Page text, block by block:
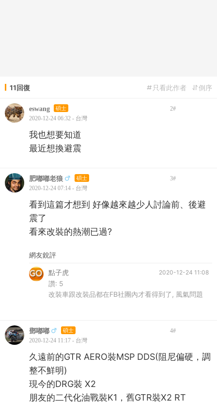
11回復 倒序
只看此作者
eswang 碩士 2#
2020-12-24 06:32 - 台灣
我也想要知道
最近想換避震
肥嘟嘟老狼 碩士 3#
2020-12-24 07:14 - 台灣
看到這篇才想到 好像越來越少人討論前、後避
震了
看來改裝的熱潮已過?
網友銳評
2020-12-24 11:08
點子虎
讚: 5
改裝車跟改裝品都在FB社團內才看得到了, 風氣問題
鄧嘟嘟 碩士 4#
2020-12-24 11:17 - 台灣
久遠前的GTR AERO裝MSP DDS(阻尼偏硬，調
整不鮮明)
現今的DRG裝 X2
朋友的二代化油戰裝K1，舊GTR裝X2 RT